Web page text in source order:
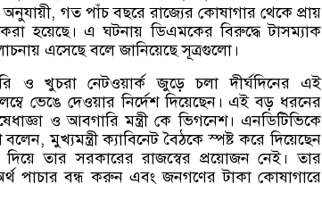
অনুযায়ী, গত পাঁচ বছরে রাজ্যের কোষাগার থেকে প্রায়
হয়েছে। এ ঘটনায় ডিএমকের বিরুদ্ধে টাসম্যাক
এসেছে বলে জানিয়েছে সূত্রগুলো।
ও খুচরা নেটওয়ার্ক জুড়ে চলা দীর্ঘদিনের এই
ভেঙে দেওয়ার নির্দেশ দিয়েছেন। এই বড় ধরনের
ও আবগারি মন্ত্রী কে ভিগনেশ। এনডিটিভিকে
বলেন,মুখ্যমন্ত্রী ক্যাবিনেট বৈঠকে স্পষ্ট করে দিয়েছেন
দিয়ে তার সরকারের রাজস্বের প্রয়োজন নেই। তার
পাচার বন্ধ করুন এবং জনগণের টাকা কোষাগারে